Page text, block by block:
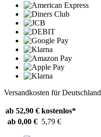
Versandkosten für Deutschland
ab 52,90 € kostenlos*
ab 0,00 € 5,79 €